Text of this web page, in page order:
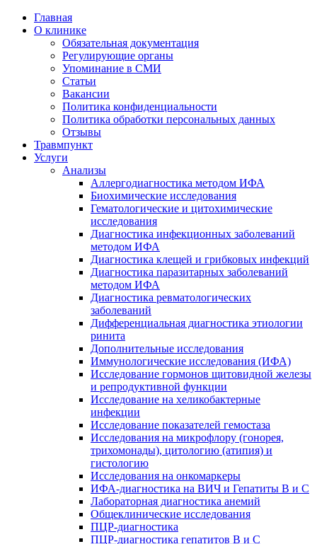
Главная
О клинике
Обязательная документация
Регулирующие органы
Упоминание в СМИ
Статьи
Вакансии
Политика конфиденциальности
Политика обработки персональных данных
Отзывы
Травмпункт
Услуги
Анализы
Аллергодиагностика методом ИФА
Биохимические исследования
Гематологические и цитохимические
исследования
Диагностика инфекционных заболеваний
методом ИФА
Диагностика клещей и грибковых инфекций
Диагностика паразитарных заболеваний
методом ИФА
Диагностика ревматологических
заболеваний
Дифференциальная диагностика этиологии
ринита
Дополнительные исследования
Иммунологические исследования (ИФА)
Исследование гормонов щитовидной железы
и репродуктивной функции
Исследование на хеликобактерные
инфекции
Исследование показателей гемостаза
Исследования на микрофлору (гонорея,
трихомонады), цитологию (атипия) и
гистологию
Исследования на онкомаркеры
ИФА-диагностика на ВИЧ и Гепатиты B и C
Лабораторная диагностика анемий
Общеклинические исследования
ПЦР-диагностика
ПЦР-диагностика гепатитов B и C